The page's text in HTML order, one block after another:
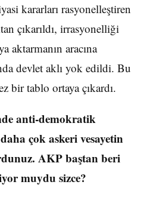
kararları rasyonelleştiren
çıkarıldı, irrasyonelliği
aktarmanın aracına
devlet aklı yok edildi. Bu
bir tablo ortaya çıkardı.
anti-demokratik
çok askeri vesayetin
AKP baştan beri
muydu sizce?